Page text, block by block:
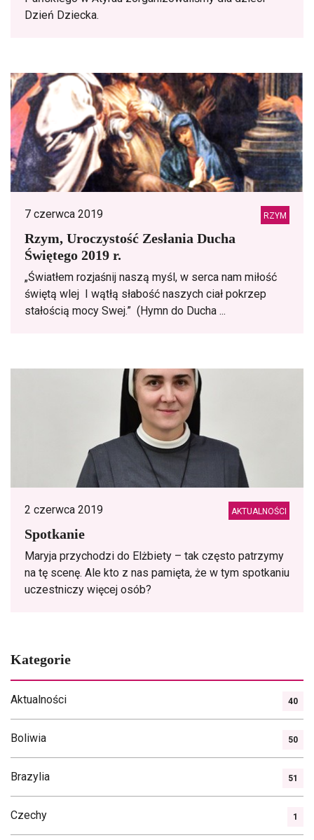
Dzień Dziecka.
7 czerwca 2019 RZYM
Rzym, Uroczystość Zesłania Ducha
Świętego 2019 r.
„Światłem rozjaśnij naszą myśl, w serca nam miłość
świętą wlej I wątłą słabość naszych ciał pokrzep
stałością mocy Swej.” (Hymn do Ducha ...
2 czerwca 2019 AKTUALNOŚCI
Spotkanie
Maryja przychodzi do Elżbiety – tak często patrzymy
na tę scenę. Ale kto z nas pamięta, że w tym spotkaniu
uczestniczy więcej osób?
Kategorie
Aktualności 40
Boliwia 50
Brazylia 51
Czechy 1